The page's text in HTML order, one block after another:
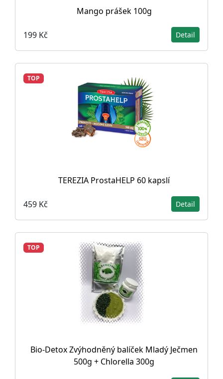
Mango prášek 100g
199 Kč Detail
TOP
TEREZIA ProstaHELP 60 kapslí
459 Kč Detail
TOP
Bio-Detox Zvýhodněný balíček Mladý Ječmen
500g + Chlorella 300g